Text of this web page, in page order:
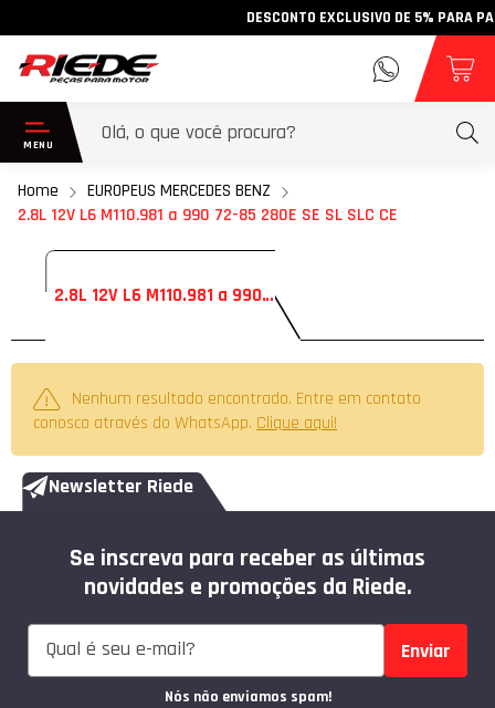
DESCONTO EXCLUSIVO DE 5% PARA
Home
EUROPEUS MERCEDES BENZ
2.8L 12V L6 M110.981 a 990 72-85 280E SE SL SLC CE
2.8L 12V L6 M110.981 a 990 72-85 280E SE SL SLC CE
Nenhum resultado encontrado. Entre em contato
conosco através do WhatsApp. Clique aqui!
Newsletter Riede
Se inscreva para receber as últimas
novidades e promoções da Riede.
Enviar
Nós não enviamos spam!